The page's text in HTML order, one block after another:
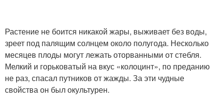
Растение не боится никакой жары, выживает без воды,
зреет под палящим солнцем около полугода. Несколько
месяцев плоды могут лежать оторванными от стебля.
Мелкий и горьковатый на вкус «колоцинт», по преданию
не раз, спасал путников от жажды. За эти чудные
свойства он был окультурен.